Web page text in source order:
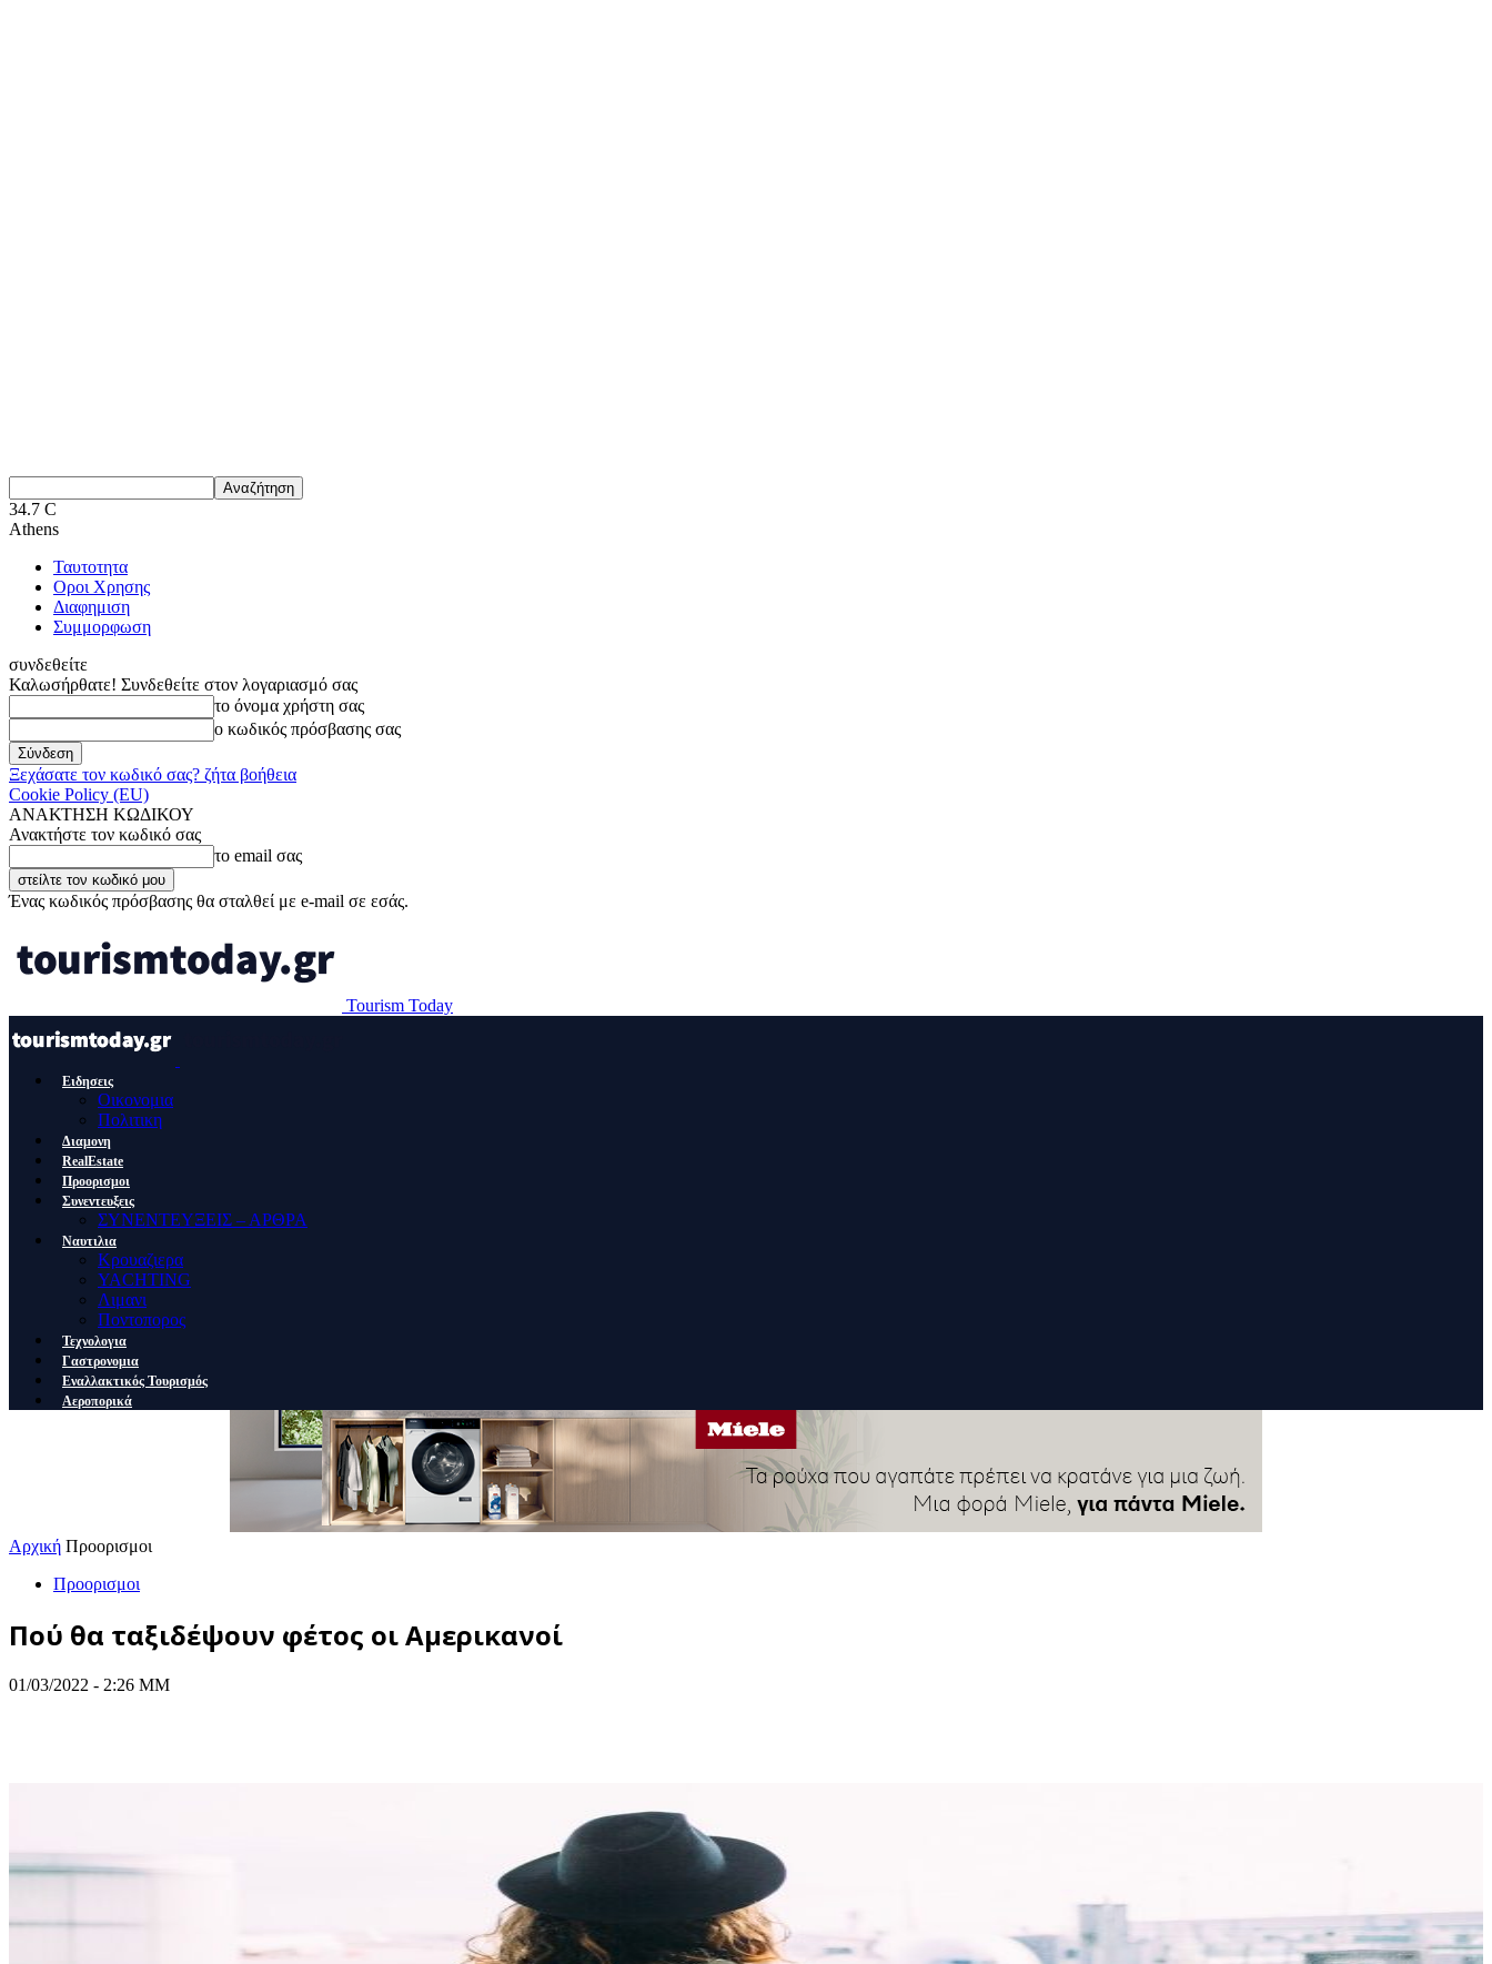
34.7 C
Athens
Ταυτοτητα
Οροι Χρησης
Διαφημιση
Συμμορφωση
συνδεθείτε
Καλωσήρθατε! Συνδεθείτε στον λογαριασμό σας
το όνομα χρήστη σας
ο κωδικός πρόσβασης σας
Ξεχάσατε τον κωδικό σας? ζήτα βοήθεια
Cookie Policy (EU)
ΑΝΑΚΤΗΣΗ ΚΩΔΙΚΟΥ
Ανακτήστε τον κωδικό σας
το email σας
Ένας κωδικός πρόσβασης θα σταλθεί με e-mail σε εσάς.
Tourism Today
Ειδησεις
Οικονομια
Πολιτικη
Διαμονη
RealEstate
Προορισμοι
Συνεντευξεις
ΣΥΝΕΝΤΕΥΞΕΙΣ – ΑΡΘΡΑ
Ναυτιλια
Κρουαζιερα
YACHTING
Λιμανι
Ποντοπορος
Τεχνολογια
Γαστρονομια
Εναλλακτικός Τουρισμός
Αεροπορικά
Αρχική Προορισμοι
Προορισμοι
Πού θα ταξιδέψουν φέτος οι Αμερικανοί
01/03/2022 - 2:26 ΜΜ